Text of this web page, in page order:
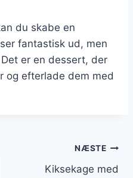
du skabe en
fantastisk ud, men
er en dessert, der
og efterlade dem med
NÆSTE
Kiksekage med